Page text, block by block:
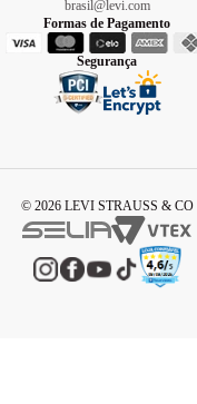
brasil@levi.com
Formas de Pagamento
Segurança
© 2026 LEVI STRAUSS & CO